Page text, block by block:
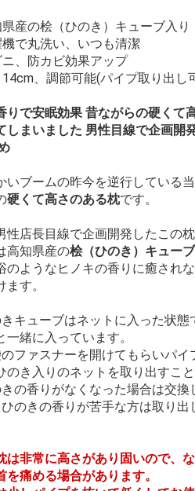
産の桧（ひのき）キューブ入り
で丸洗い、いつも清潔
、防カビ効果アップ
、調節可能(パイプ取り出し
りで安眠効果 昔ながらの硬くて
しまいました 男性目線で企画開
いブームの昨今を逆行している
硬くて高さのある枕です。
性店長目線で企画開発したこの
高知県産の桧（ひのき）キュー
のようなヒノキの香りに癒され
ます。
キューブはネットに入った状態
一緒に入っています。
ファスナーを開けてもらいパイ
のき入りのネットを取り出すこと
の香りがなくなった場合は交換
のきの香りが苦手な方は取り出
は非常に高さがあり固いので、
を痛める場合があります。